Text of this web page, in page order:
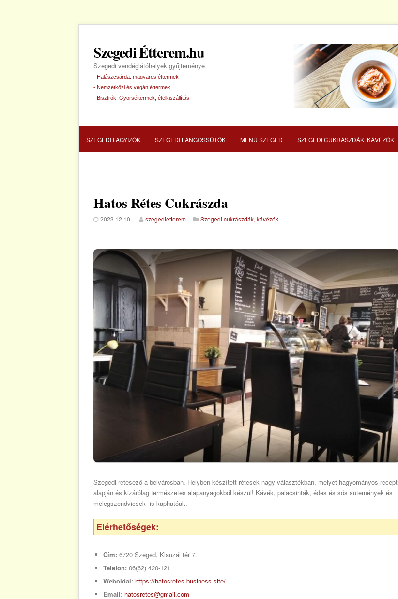
Szegedi Étterem.hu
Szegedi vendéglátóhelyek gyűjteménye
- Halászcsárda, magyaros éttermek
- Nemzetközi és vegán éttermek
- Bisztrók, Gyorséttermek, ételkiszállítás
SZEGEDI FAGYIZÓK SZEGEDI LÁNGOSSÜTŐK MENÜ SZEGED SZEGEDI CUKRÁSZDÁK, KÁVÉZÓK
Hatos Rétes Cukrászda
2023.12.10. szegedietterem Szegedi cukrászdák, kávézók
Szegedi rétesező a belvárosban. Helyben készített rétesek nagy választékban, melyet hagyományos recept
alapján és kizárólag természetes alapanyagokból készül! Kávék, palacsinták, édes és sós sütemények és
melegszendvicsek is kaphatóak.
Elérhetőségek:
Cím: 6720 Szeged, Klauzál tér 7.
Telefon: 06(62) 420-121
Weboldal: https://hatosretes.business.site/
Email: hatosretes@gmail.com